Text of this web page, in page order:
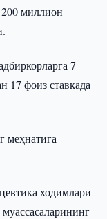
миллион
7
17 фоиз ставкада
меҳнатига
ходимлари